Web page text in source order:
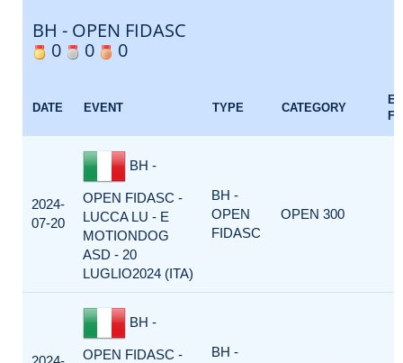
BH - OPEN FIDASC
0
0 0
DATE EVENT TYPE CATEGORY
2024-
07-20
BH -
OPEN FIDASC -
LUCCA LU - E
MOTIONDOG
ASD - 20
LUGLIO2024 (ITA)
BH -
OPEN
FIDASC
OPEN 300
BH -
OPEN FIDASC -
BH -